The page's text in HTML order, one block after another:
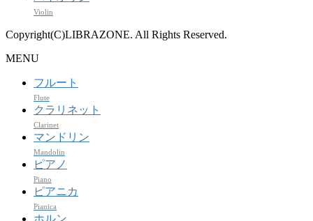
Violin
Copyright(C)LIBRAZONE. All Rights Reserved.
MENU
フルート
Flute
クラリネット
Clarinet
マンドリン
Mandolin
ピアノ
Piano
ピアニカ
Pianica
ホルン